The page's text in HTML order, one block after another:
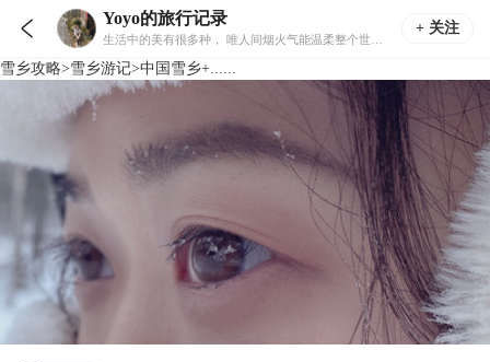
 Yoyo的旅行记录
+ 关注
雪乡攻略>雪乡游记>中国雪乡+......